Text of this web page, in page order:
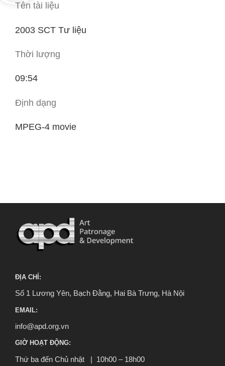
Tên tài liệu
2003 SCT Tư liệu
Thời lượng
09:54
Định dạng
MPEG-4 movie
ĐỊA CHỈ:
Số 1 Lương Yên, Bạch Đằng, Hai Bà Trưng, Hà Nội
EMAIL:
info@apd.org.vn
GIỜ HOẠT ĐỘNG:
Thứ ba đến Chủ nhật | 10h00 – 18h00